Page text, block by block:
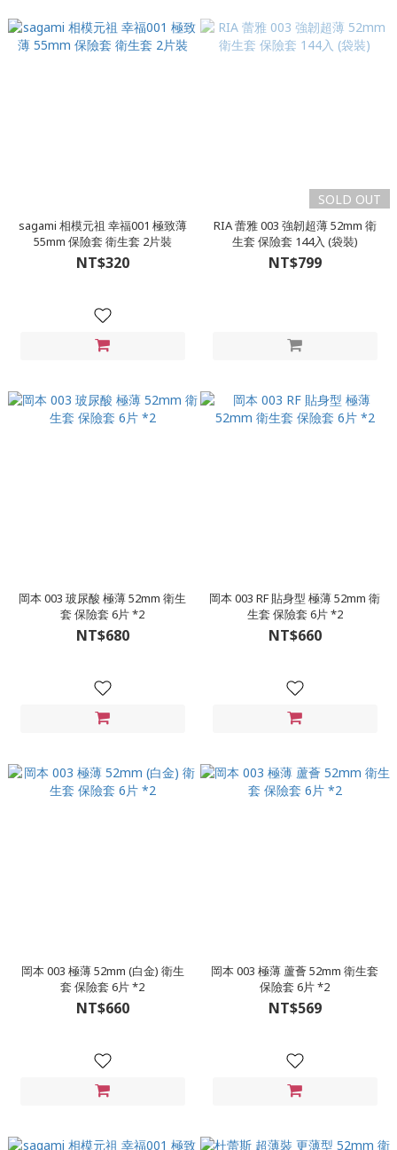
sagami 相模元祖 幸福001 極致薄
55mm 保險套 衛生套 2片裝
NT$320
SOLD OUT
RIA 蕾雅 003 強韌超薄 52mm 衛
生套 保險套 144入 (袋裝)
NT$799
岡本 003 玻尿酸 極薄 52mm 衛生
套 保險套 6片 *2
NT$680
岡本 003 RF 貼身型 極薄 52mm 衛
生套 保險套 6片 *2
NT$660
岡本 003 極薄 52mm (白金) 衛生
套 保險套 6片 *2
NT$660
岡本 003 極薄 蘆薈 52mm 衛生套
保險套 6片 *2
NT$569